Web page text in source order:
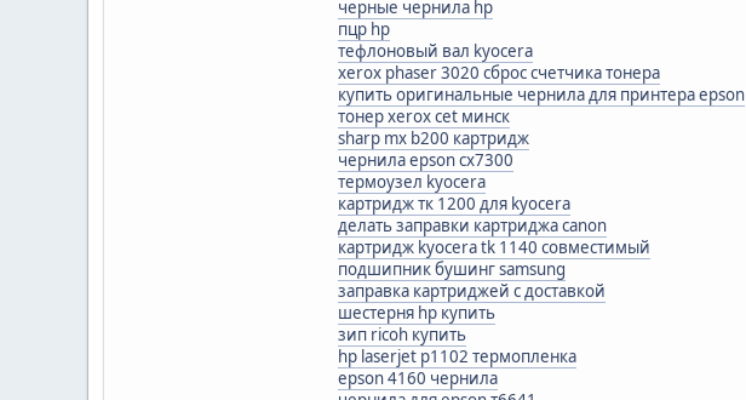
черные чернила hp
пцр hp
тефлоновый вал kyocera
xerox phaser 3020 сброс счетчика тонера
купить оригинальные чернила для принтера epson
тонер xerox cet минск
sharp mx b200 картридж
чернила epson cx7300
термоузел kyocera
картридж тк 1200 для kyocera
делать заправки картриджа canon
картридж kyocera tk 1140 совместимый
подшипник бушинг samsung
заправка картриджей с доставкой
шестерня hp купить
зип ricoh купить
hp laserjet p1102 термопленка
epson 4160 чернила